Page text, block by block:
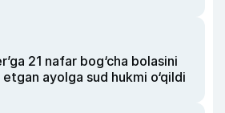
21 nafar bog‘cha bolasini
ayolga sud hukmi o‘qildi